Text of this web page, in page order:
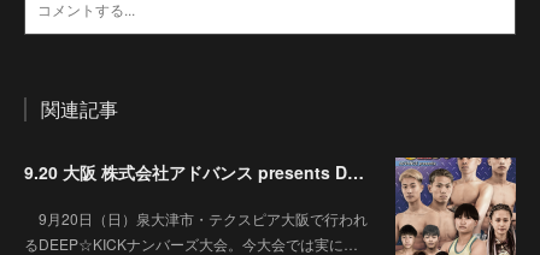
関連記事
9.20 大阪 株式会社アドバンス presents DEEP☆KICK 79･80 7月の準決勝を勝ち抜いた6名による-53kg･-65kg･QUEEN-46kgと3つの王座決定戦の開催が決定！
9月20日（日）泉大津市・テクスピア大阪で行われ
るDEEP☆KICKナンバーズ大会。今大会では実に…